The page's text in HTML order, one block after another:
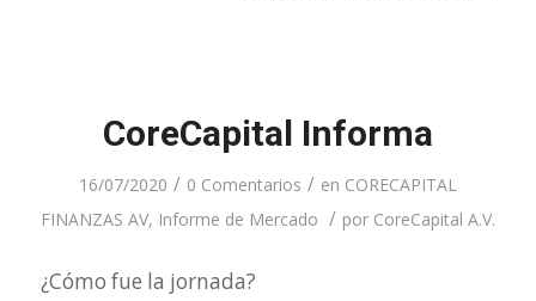
CoreCapital Informa
16/07/2020 / 0 Comentarios / en CORECAPITAL
FINANZAS AV, Informe de Mercado / por CoreCapital A.V.
¿Cómo fue la jornada?